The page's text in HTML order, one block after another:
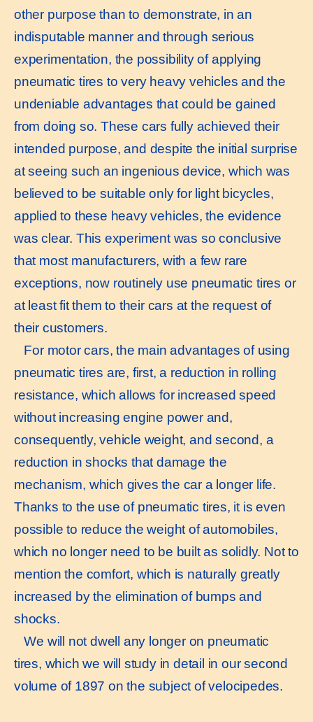
other purpose than to demonstrate, in an
indisputable manner and through serious
experimentation, the possibility of applying
pneumatic tires to very heavy vehicles and the
undeniable advantages that could be gained
from doing so. These cars fully achieved their
intended purpose, and despite the initial surprise
at seeing such an ingenious device, which was
believed to be suitable only for light bicycles,
applied to these heavy vehicles, the evidence
was clear. This experiment was so conclusive
that most manufacturers, with a few rare
exceptions, now routinely use pneumatic tires or
at least fit them to their cars at the request of
their customers.
For motor cars, the main advantages of using
pneumatic tires are, first, a reduction in rolling
resistance, which allows for increased speed
without increasing engine power and,
consequently, vehicle weight, and second, a
reduction in shocks that damage the
mechanism, which gives the car a longer life.
Thanks to the use of pneumatic tires, it is even
possible to reduce the weight of automobiles,
which no longer need to be built as solidly. Not to
mention the comfort, which is naturally greatly
increased by the elimination of bumps and
shocks.
We will not dwell any longer on pneumatic
tires, which we will study in detail in our second
volume of 1897 on the subject of velocipedes.